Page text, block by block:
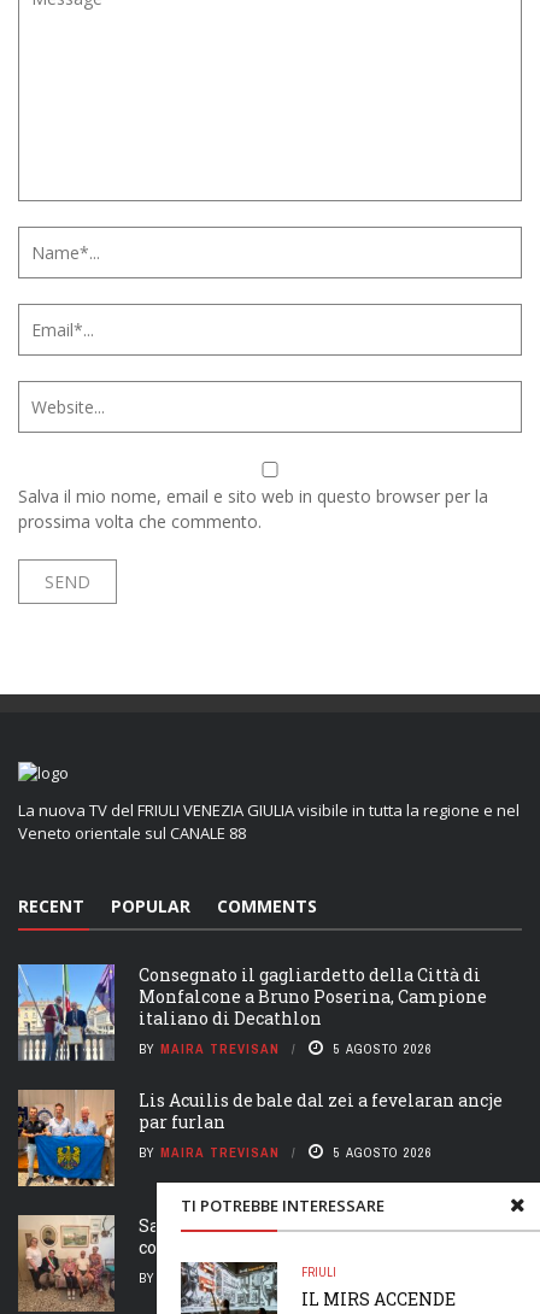
Salva il mio nome, email e sito web in questo browser per la
prossima volta che commento.
TI POTREBBE INTERESSARE
FRIULI
IL MIRS ACCENDE
La nuova TV del FRIULI VENEZIA GIULIA visibile in tutta la regione e nel
Veneto orientale sul CANALE 88
RECENT POPULAR COMMENTS
Consegnato il gagliardetto della Città di
Monfalcone a Bruno Poserina, Campione
italiano di Decathlon
BY MAIRA TREVISAN 5 AGOSTO 2026
Lis Acuilis de bale dal zei a fevelaran ancje
par furlan
BY MAIRA TREVISAN 5 AGOSTO 2026
San Giorgio al Tagliamento, Adele Buffon
compie 100 anni
BY MAIRA TREVISAN 5 AGOSTO 2026